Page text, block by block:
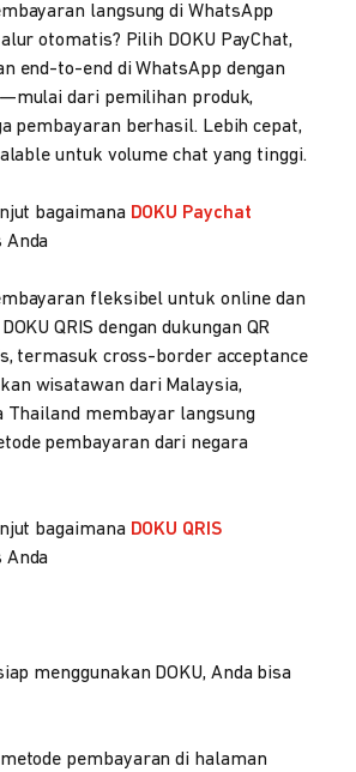
langsung di WhatsApp
otomatis? Pilih DOKU PayChat,
end-to-end di WhatsApp dengan
dari pemilihan produk,
pembayaran berhasil. Lebih cepat,
untuk volume chat yang tinggi.
bagaimana DOKU Paychat
fleksibel untuk online dan
QRIS dengan dukungan QR
termasuk cross-border acceptance
wisatawan dari Malaysia,
Thailand membayar langsung
pembayaran dari negara
bagaimana DOKU QRIS
menggunakan DOKU, Anda bisa
pembayaran di halaman